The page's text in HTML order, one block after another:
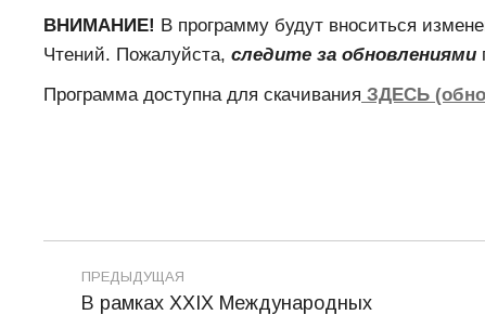
ВНИМАНИЕ! В программу будут вноситься
Чтений. Пожалуйста, следите за обновлениями
Программа доступна для скачивания ЗДЕСЬ
Навигация
ПРЕДЫДУЩАЯ
В рамках XXIХ Международных